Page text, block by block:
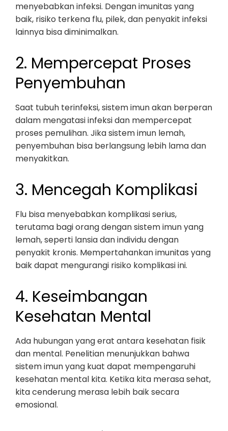
menyebabkan infeksi. Dengan imunitas yang
baik, risiko terkena flu, pilek, dan penyakit infeksi
lainnya bisa diminimalkan.
2. Mempercepat Proses
Penyembuhan
Saat tubuh terinfeksi, sistem imun akan berperan
dalam mengatasi infeksi dan mempercepat
proses pemulihan. Jika sistem imun lemah,
penyembuhan bisa berlangsung lebih lama dan
menyakitkan.
3. Mencegah Komplikasi
Flu bisa menyebabkan komplikasi serius,
terutama bagi orang dengan sistem imun yang
lemah, seperti lansia dan individu dengan
penyakit kronis. Mempertahankan imunitas yang
baik dapat mengurangi risiko komplikasi ini.
4. Keseimbangan
Kesehatan Mental
Ada hubungan yang erat antara kesehatan fisik
dan mental. Penelitian menunjukkan bahwa
sistem imun yang kuat dapat mempengaruhi
kesehatan mental kita. Ketika kita merasa sehat,
kita cenderung merasa lebih baik secara
emosional.